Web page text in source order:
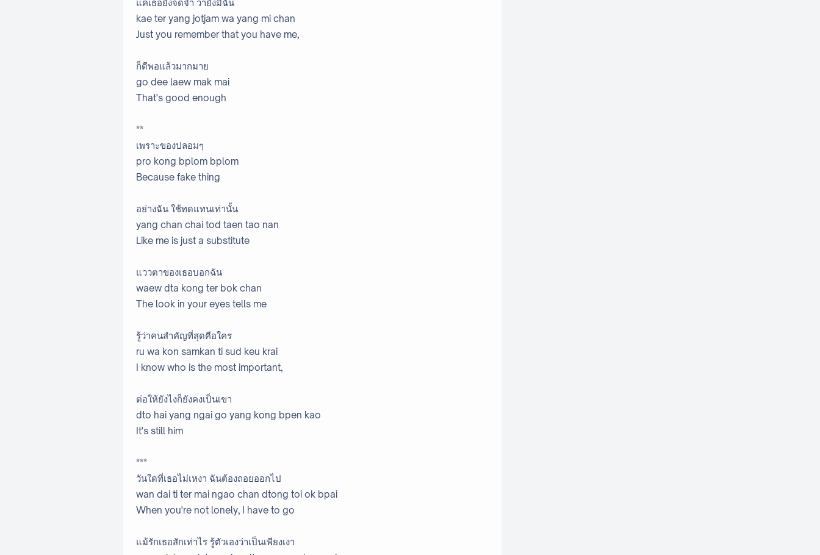
แค่เธอยังจดจำ ว่ายังมีฉัน
kae ter yang jotjam wa yang mi chan
Just you remember that you have me,
ก็ดีพอแล้วมากมาย
go dee laew mak mai
That's good enough
**
เพราะของปลอมๆ
pro kong bplom bplom
Because fake thing
อย่างฉัน ใช้ทดแทนเท่านั้น
yang chan chai tod taen tao nan
Like me is just a substitute
แววตาของเธอบอกฉัน
waew dta kong ter bok chan
The look in your eyes tells me
รู้ว่าคนสำคัญที่สุดคือใคร
ru wa kon samkan ti sud keu krai
I know who is the most important,
ต่อให้ยังไงก็ยังคงเป็นเขา
dto hai yang ngai go yang kong bpen kao
It's still him
***
วันใดที่เธอไม่เหงา ฉันต้องถอยออกไป
wan dai ti ter mai ngao chan dtong toi ok bpai
When you're not lonely, I have to go
แม้รักเธอสักเท่าไร รู้ตัวเองว่าเป็นเพียงเงา